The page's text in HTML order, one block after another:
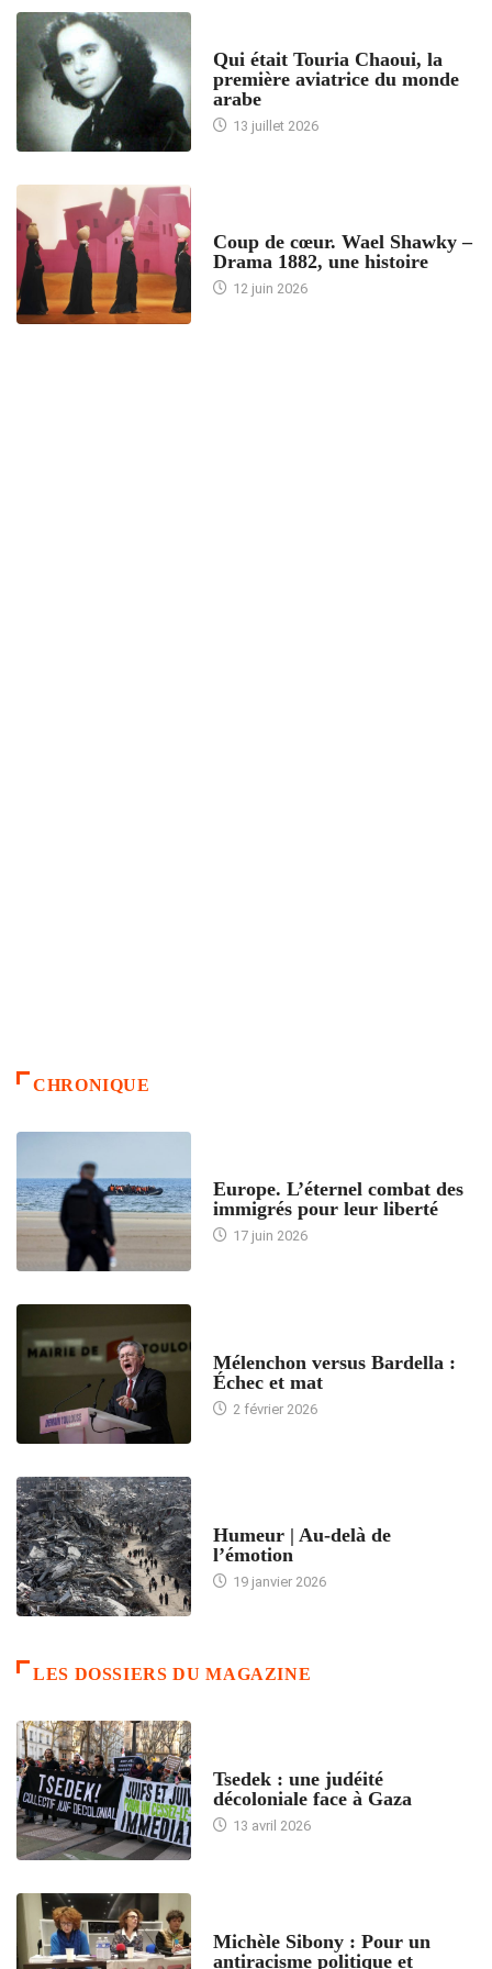
Qui était Touria Chaoui, la
première aviatrice du monde
arabe
13 juillet 2026
Coup de cœur. Wael Shawky –
Drama 1882, une histoire
12 juin 2026
CHRONIQUE
Europe. L’éternel combat des
immigrés pour leur liberté
17 juin 2026
Mélenchon versus Bardella :
Échec et mat
2 février 2026
Humeur | Au-delà de
l’émotion
19 janvier 2026
LES DOSSIERS DU MAGAZINE
Tsedek : une judéité
décoloniale face à Gaza
13 avril 2026
Michèle Sibony : Pour un
antiracisme politique et